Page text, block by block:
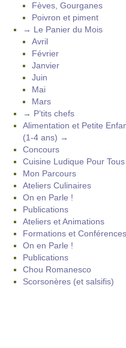
Fèves, Gourganes
Poivron et piment
→ Le Panier du Mois
Avril
Février
Janvier
Juin
Mai
Mars
→ P’tits chefs
Alimentation et Petite
(1-4 ans) →
Concours
Cuisine Ludique Pour
Mon Parcours
Ateliers Culinaires
On en Parle !
Publications
Ateliers et Animations
Formations et Conférences
On en Parle !
Publications
Chou Romanesco
Scorsonères (et salsifis)